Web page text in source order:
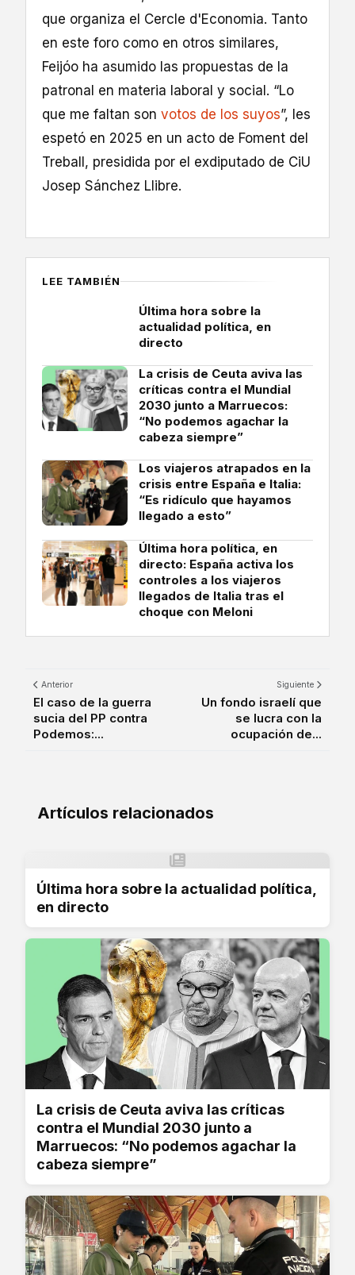
que organiza el Cercle d'Economia. Tanto
en este foro como en otros similares,
Feijóo ha asumido las propuestas de la
patronal en materia laboral y social. “Lo
que me faltan son votos de los suyos”, les
espetó en 2025 en un acto de Foment del
Treball, presidida por el exdiputado de CiU
Josep Sánchez Llibre.
LEE TAMBIÉN
Última hora sobre la
actualidad política, en
directo
La crisis de Ceuta aviva las
críticas contra el Mundial
2030 junto a Marruecos:
“No podemos agachar la
cabeza siempre”
Los viajeros atrapados en la
crisis entre España e Italia:
“Es ridículo que hayamos
llegado a esto”
Última hora política, en
directo: España activa los
controles a los viajeros
llegados de Italia tras el
choque con Meloni
Anterior
El caso de la guerra
sucia del PP contra
Podemos:...
Siguiente
Un fondo israelí que
se lucra con la
ocupación de...
Artículos relacionados
Última hora sobre la actualidad política,
en directo
La crisis de Ceuta aviva las críticas
contra el Mundial 2030 junto a
Marruecos: “No podemos agachar la
cabeza siempre”